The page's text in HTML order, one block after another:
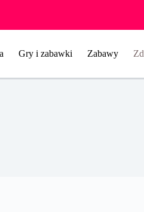
Gry i zabawki Zabawy